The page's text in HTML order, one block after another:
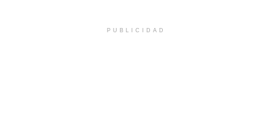
PUBLICIDAD